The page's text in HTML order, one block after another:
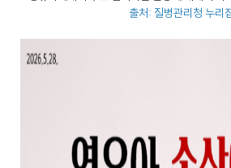
출처: 질병관리청 누리